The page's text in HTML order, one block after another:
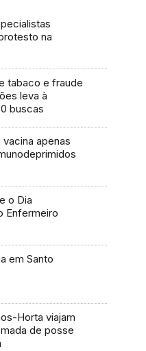
na
tabaco e fraude
leva à
buscas
apenas
o Dia
Enfermeiro
em Santo
Horta viajam
de posse